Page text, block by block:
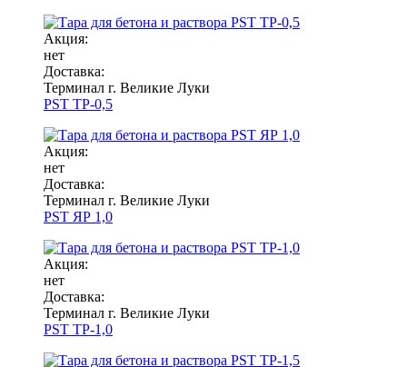
Акция:
нет
Доставка:
Терминал г. Великие Луки
PST ТР-0,5
Акция:
нет
Доставка:
Терминал г. Великие Луки
PST ЯР 1,0
Акция:
нет
Доставка:
Терминал г. Великие Луки
PST ТР-1,0